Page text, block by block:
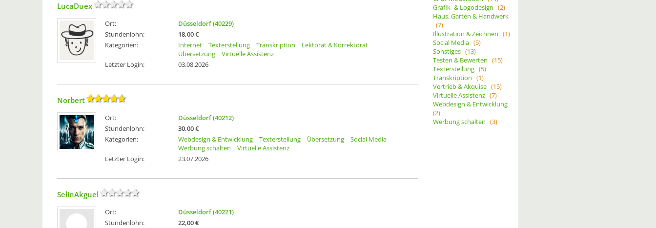
LucaDuex
Ort:
Düsseldorf (40229)
Stundenlohn:
18,00 €
Kategorien:
Internet Texterstellung Transkription
Lektorat & Korrektorat
Übersetzung
Virtuelle Assistenz
Letzter Login:
03.08.2026
Norbert
Ort:
Düsseldorf (40212)
Stundenlohn:
30,00 €
Kategorien:
Webdesign & Entwicklung Texterstellung Übersetzung
Social Media
Werbung schalten
Virtuelle Assistenz
Letzter Login:
23.07.2026
SelinAkguel
Ort:
Düsseldorf (40221)
Stundenlohn:
22,00 €
Grafik- & Logodesign (2)
Haus, Garten & Handwerk
(7)
Illustration & Zeichnen (1)
Social Media (5)
Sonstiges (13)
Testen & Bewerten (15)
Texterstellung (5)
Transkription (1)
Vertrieb & Akquise (15)
Virtuelle Assistenz (7)
Webdesign & Entwicklung
(2)
Werbung schalten (3)